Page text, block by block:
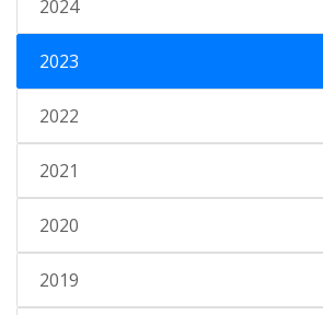
2024
2023
2022
2021
2020
2019